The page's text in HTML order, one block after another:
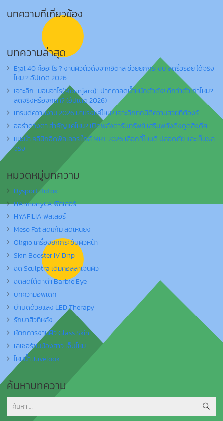
บทความที่เกี่ยวข้อง
บทความล่าสุด
Ejal 40 คืออะไร ? งานผิวตัวดังจากอิตาลี ช่วยยกกระชับ ลดริ้วรอย ได้จริง
ไหม ? อัปเดต 2026
เจาะลึก “มอนจาโร(Mounjaro)” ปากกาลดน้ำหนักตัวดัง! ดีกว่าตัวเก่าไหม?
ลดจริงหรือจกตา? (อัปเดต 2026)
เทรนด์ความงาม 2026 มาแรงแค่ไหน? เจาะลึกทุกมิติความสวยที่ต้องรู้
ออร่าดวงตา สำคัญแค่ไหน? เปิดพลังตารับทรัพย์ เสริมพลังดึงดูดสิ่งดีๆ
แนะนำ คลินิกฉีดฟิลเลอร์ ใกล้ MRT 2026 เลือกที่ไหนดี ปลอดภัย และเห็นผล
จริง
หมวดหมู่บทความ
Dysport Botox
HArmonyCA ฟิลเลอร์
HYAFILIA ฟิลเลอร์
Meso Fat ลดแก้ม ลดเหนียง
Oligio เครื่องยกกระชับผิวหน้า
Skin Booster IV Drip
ฉีด Sculptra เติมคอลลาเจนผิว
ฉีดลดใต้ตาดำ Barbie Eye
บทความอัพเดท
บำบัดด้วยแสง LED Therapy
รักษาสิวที่หลัง
หัตถการงานผิว Glass Skin
เลเซอร์ขนน้องสาว เจ็บไหม
ไหมน้ำ Juvelook
ค้นหาบทความ
ค้นหา
สำหรับ: